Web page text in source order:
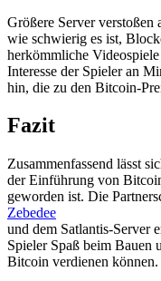
Größere Server verstoßen
wie schwierig es ist,
herkömmliche
Interesse der Spieler an
hin, die zu den Bitcoin-
Fazit
Zusammenfassend lässt
der Einführung von
geworden ist. Die
Zebedee
und dem Satlantis-Server
Spieler Spaß beim Bauen
Bitcoin verdienen können.